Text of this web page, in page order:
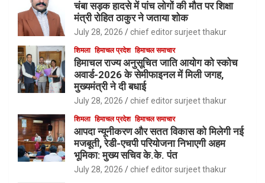
चंबा सड़क हादसे में पांच लोगों की मौत पर शिक्षा
मंत्री रोहित ठाकुर ने जताया शोक
July 28, 2026 chief editor surjeet thakur
शिमला हिमाचल प्रदेश हिमाचल समाचार
हिमाचल राज्य अनुसूचित जाति आयोग को स्कोच
अवार्ड-2026 के सेमीफाइनल में मिली जगह,
मुख्यमंत्री ने दी बधाई
July 28, 2026 chief editor surjeet thakur
शिमला हिमाचल प्रदेश हिमाचल समाचार
आपदा न्यूनीकरण और सतत विकास को मिलेगी नई
मजबूती, रेडी-एचपी परियोजना निभाएगी अहम
भूमिका: मुख्य सचिव के.के. पंत
July 28, 2026 chief editor surjeet thakur